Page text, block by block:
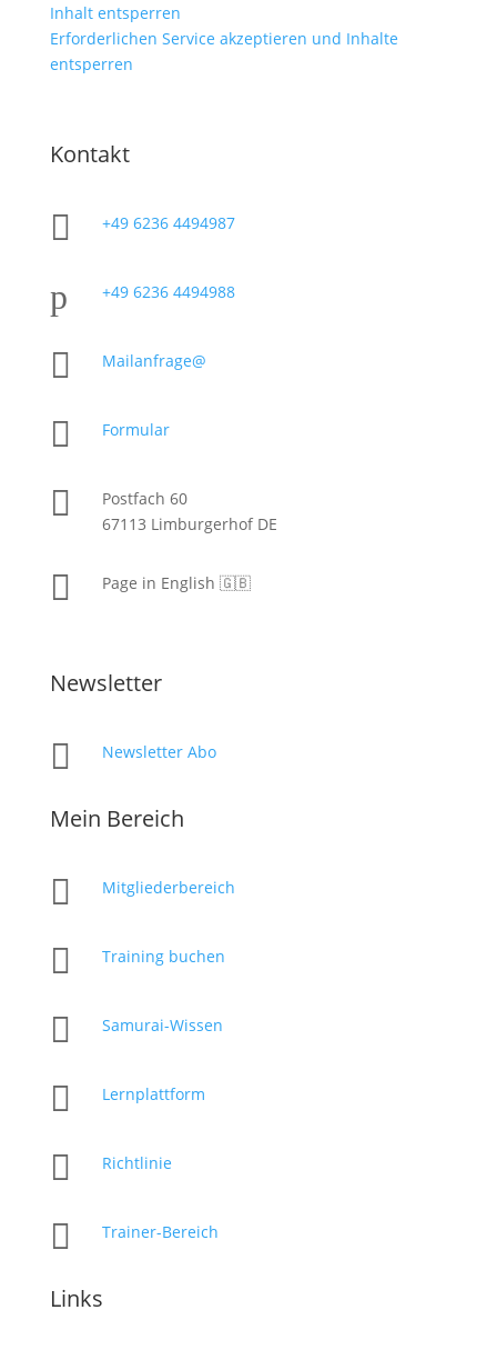
Inhalt entsperren
Erforderlichen Service akzeptieren und Inhalte
entsperren
Kontakt
 +49 6236 4494987
p +49 6236 4494988
 Mailanfrage@
 Formular

Postfach 60
67113 Limburgerhof DE
 Page in English 🇬🇧
Newsletter
 Newsletter Abo
Mein Bereich
 Mitgliederbereich
 Training buchen
 Samurai-Wissen
 Lernplattform
 Richtlinie
 Trainer-Bereich
Links